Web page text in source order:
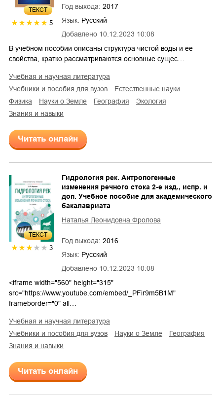
ТЕКСТ
5
Добавлено 10.12.2023 10:08
Год выхода: 2017
Язык: Русский
В учебном пособии описаны структура чистой воды и ее
свойства, кратко рассматриваются основные сущес…
учебная и научная литература
учебники и пособия для вузов
естественные науки
физика
науки о Земле география
экология
знания и навыки
Читать онлайн
ТЕКСТ
3
Добавлено 10.12.2023 10:08
Гидрология рек. Антропогенные
изменения речного стока 2-е изд., испр. и
доп. Учебное пособие для академического
бакалавриата
Наталья Леонидовна Фролова
Год выхода: 2016
Язык: Русский
<iframe width="560" height="315"
src="https://www.youtube.com/embed/_PFir9m5B1M"
frameborder="0" all…
учебная и научная литература
учебники и пособия для вузов
науки о Земле
география
знания и навыки
Читать онлайн